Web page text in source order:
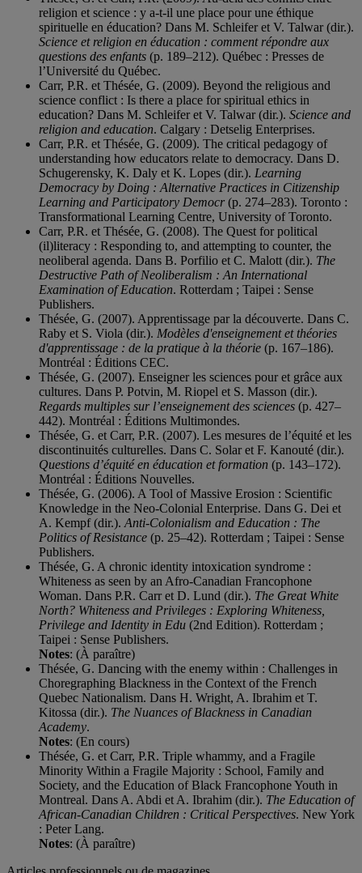
religion et science : y a-t-il une place pour une éthique
spirituelle en éducation? Dans M. Schleifer et V. Talwar (dir.).
Science et religion en éducation : comment répondre aux
questions des enfants (p. 189–212). Québec : Presses de
l’Université du Québec.
Carr, P.R. et Thésée, G. (2009). Beyond the religious and
science conflict : Is there a place for spiritual ethics in
education? Dans M. Schleifer et V. Talwar (dir.). Science and
religion and education. Calgary : Detselig Enterprises.
Carr, P.R. et Thésée, G. (2009). The critical pedagogy of
understanding how educators relate to democracy. Dans D.
Schugerensky, K. Daly et K. Lopes (dir.). Learning
Democracy by Doing : Alternative Practices in Citizenship
Learning and Participatory Democr(p. 274–283). Toronto :
Transformational Learning Centre, University of Toronto.
Carr, P.R. et Thésée, G. (2008). The Quest for political
(il)literacy : Responding to, and attempting to counter, the
neoliberal agenda. Dans B. Porfilio et C. Malott (dir.). The
Destructive Path of Neoliberalism : An International
Examination of Education. Rotterdam ; Taipei : Sense
Publishers.
Thésée, G. (2007). Apprentissage par la découverte. Dans C.
Raby et S. Viola (dir.). Modèles d'enseignement et théories
d'apprentissage : de la pratique à la théorie (p. 167–186).
Montréal : Éditions CEC.
Thésée, G. (2007). Enseigner les sciences pour et grâce aux
cultures. Dans P. Potvin, M. Riopel et S. Masson (dir.).
Regards multiples sur l’enseignement des sciences (p. 427–
442). Montréal : Éditions Multimondes.
Thésée, G. et Carr, P.R. (2007). Les mesures de l’équité et les
discontinuités culturelles. Dans C. Solar et F. Kanouté (dir.).
Questions d’équité en éducation et formation (p. 143–172).
Montréal : Éditions Nouvelles.
Thésée, G. (2006). A Tool of Massive Erosion : Scientific
Knowledge in the Neo-Colonial Enterprise. Dans G. Dei et
A. Kempf (dir.). Anti-Colonialism and Education : The
Politics of Resistance (p. 25–42). Rotterdam ; Taipei : Sense
Publishers.
Thésée, G. A chronic identity intoxication syndrome :
Whiteness as seen by an Afro-Canadian Francophone
Woman. Dans P.R. Carr et D. Lund (dir.). The Great White
North? Whiteness and Privileges : Exploring Whiteness,
Privilege and Identity in Edu (2nd Edition). Rotterdam ;
Taipei : Sense Publishers.
Notes: (À paraître)
Thésée, G. Dancing with the enemy within : Challenges in
Choregraphing Blackness in the Context of the French
Quebec Nationalism. Dans H. Wright, A. Ibrahim et T.
Kitossa (dir.). The Nuances of Blackness in Canadian
Academy.
Notes: (En cours)
Thésée, G. et Carr, P.R. Triple whammy, and a Fragile
Minority Within a Fragile Majority : School, Family and
Society, and the Education of Black Francophone Youth in
Montreal. Dans A. Abdi et A. Ibrahim (dir.). The Education of
African-Canadian Children : Critical Perspectives. New York
: Peter Lang.
Notes: (À paraître)